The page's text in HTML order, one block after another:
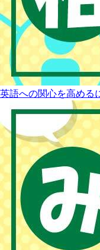
英語への関心を高める